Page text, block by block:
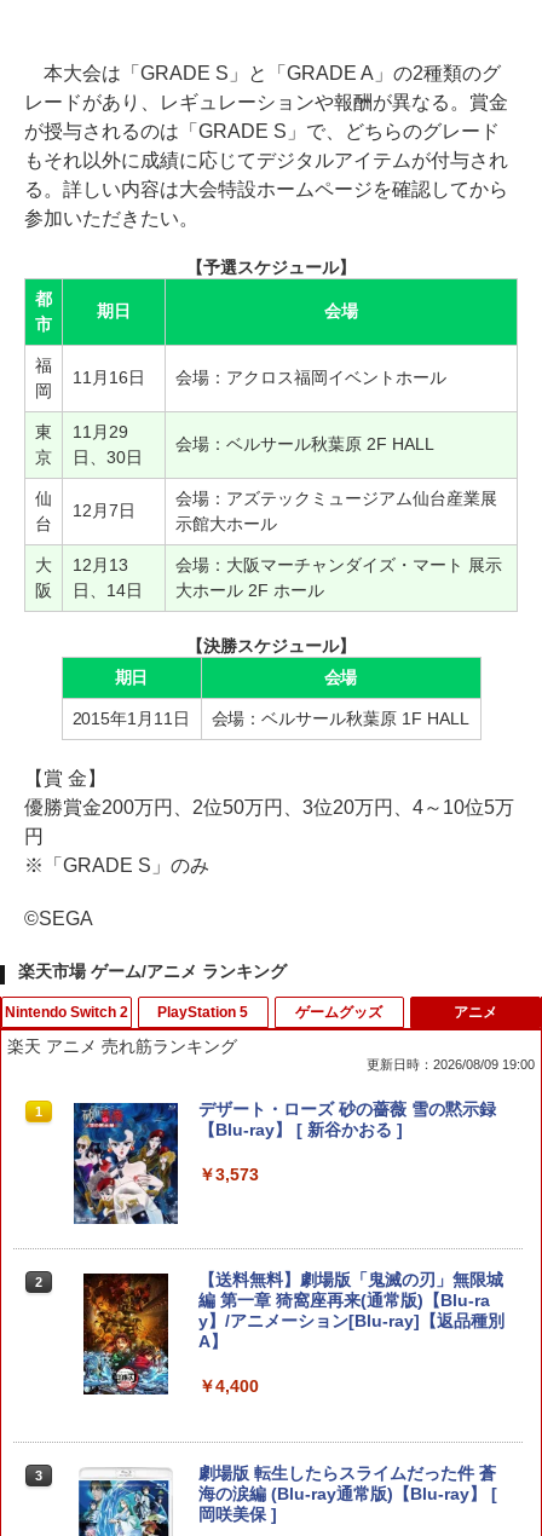
本大会は「GRADE S」と「GRADE A」の2種類のグ
レードがあり、レギュレーションや報酬が異なる。賞金
が授与されるのは「GRADE S」で、どちらのグレード
もそれ以外に成績に応じてデジタルアイテムが付与され
る。詳しい内容は大会特設ホームページを確認してから
参加いただきたい。
【予選スケジュール】
都
市
期日 会場
福
岡
11月16日 会場：アクロス福岡イベントホール
東
京
11月29
日、30日
会場：ベルサール秋葉原 2F HALL
仙
台
12月7日
会場：アズテックミュージアム仙台産業展
示館大ホール
大
阪
12月13
日、14日
会場：大阪マーチャンダイズ・マート 展示
大ホール 2F ホール
【決勝スケジュール】
期日
会場
2015年1月11日 会場：ベルサール秋葉原 1F HALL
【賞 金】
優勝賞金200万円、2位50万円、3位20万円、4～10位5万
円
※「GRADE S」のみ
©SEGA
楽天市場 ゲーム/アニメ ランキング
Nintendo Switch 2
1
【楽天ブックス限定特典】ドンキーコン
グ バナンザ(「スーパーマリオ」ステッ
2
[Switch 2] マリオテニス フィーバー
（ダウンロード版） ※6,400ポイント
までご利用可 ■
回外付特典】切り取れるクリアカード)
￥8,118
PlayStation 5
1
【中古】PS5ドラゴンクエストVII Rei
magined
￥4,518
2 がんばれゴエモン大集合！ PS5版
￥4,890
術士と白の守護者 〜レスレリアーナのア
トリエ〜 [PS5版][在庫品]
ゲームグッズ
1
【中古】ぼくとシムのまち リゾートに元
気をとりもどそう! (特典無し)
￥229
2
Switch2 ケース 即納 スイッチ2 Nintend
o Switch Lite 対応 スイッチ スイッチツ
ー ニンテンドー カバー ポーチ キャリン
グケース 新型 ジョイコン ソフト ケーブ
ルなど 収納可能 ギフト プレゼント シン
Switch2 ケース 即納 パステルカラー か
わいい Nintendo スイッチ2 対応 スイッ
アニメ
楽天 アニメ 売れ筋ランキング
更新日時：2026/08/09 19:00
1
デザート・ローズ 砂の薔薇 雪の黙示録
【Blu-ray】 [ 新谷かおる ]
￥3,573
2
【送料無料】劇場版「鬼滅の刃」無限城
編 第一章 猗窩座再来(通常版)【Blu-ra
y】/アニメーション[Blu-ray]【返品種別
A】
￥4,400
3
劇場版 転生したらスライムだった件 蒼
海の涙編 (Blu-ray通常版)【Blu-ray】 [
岡咲美保 ]